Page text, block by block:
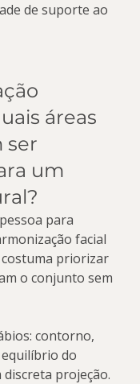
de suporte ao
áreas
ser
um
para
facial
priorizar
o conjunto sem
contorno,
do
projeção.